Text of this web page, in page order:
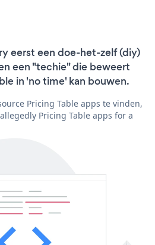
eerst een doe-het-zelf (diy)
een "techie" die beweert
in 'no time' kan bouwen.
Pricing Table apps te vinden,
Pricing Table apps for a